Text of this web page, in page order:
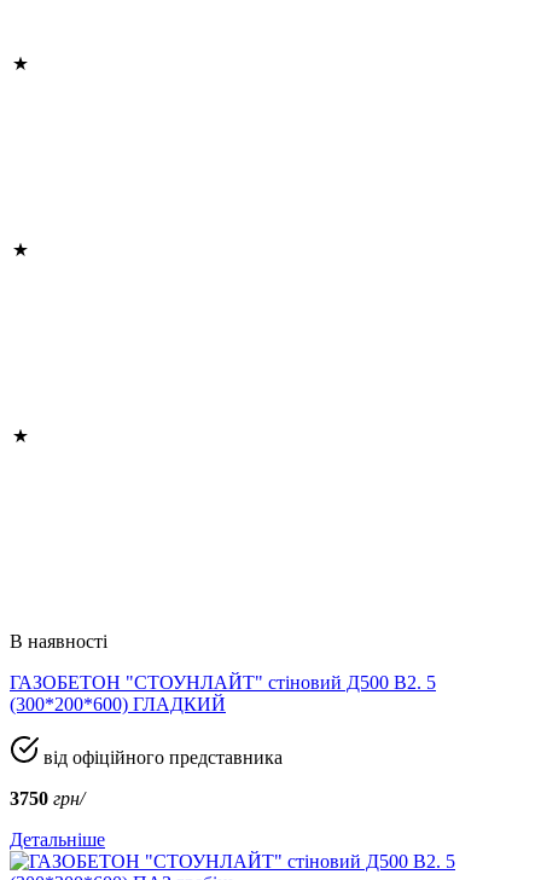
В наявності
ГАЗОБЕТОН "СТОУНЛАЙТ" стіновий Д500 В2. 5
(300*200*600) ГЛАДКИЙ
від офіційного представника
3750 грн/
Детальніше